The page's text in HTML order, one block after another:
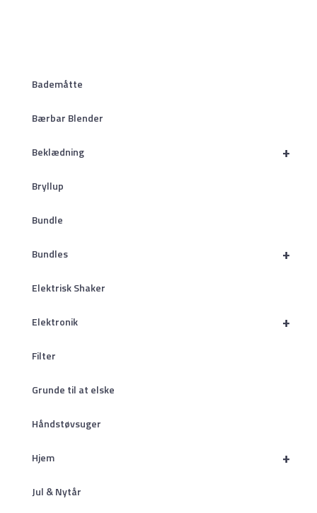
Bademåtte
Bærbar Blender
+
Beklædning
Bryllup
Bundle
+
Bundles
Elektrisk Shaker
+
Elektronik
Filter
Grunde til at elske
Håndstøvsuger
+
Hjem
Jul & Nytår